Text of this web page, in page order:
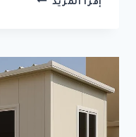
إقرأ المزيد
جدة
بأسعار